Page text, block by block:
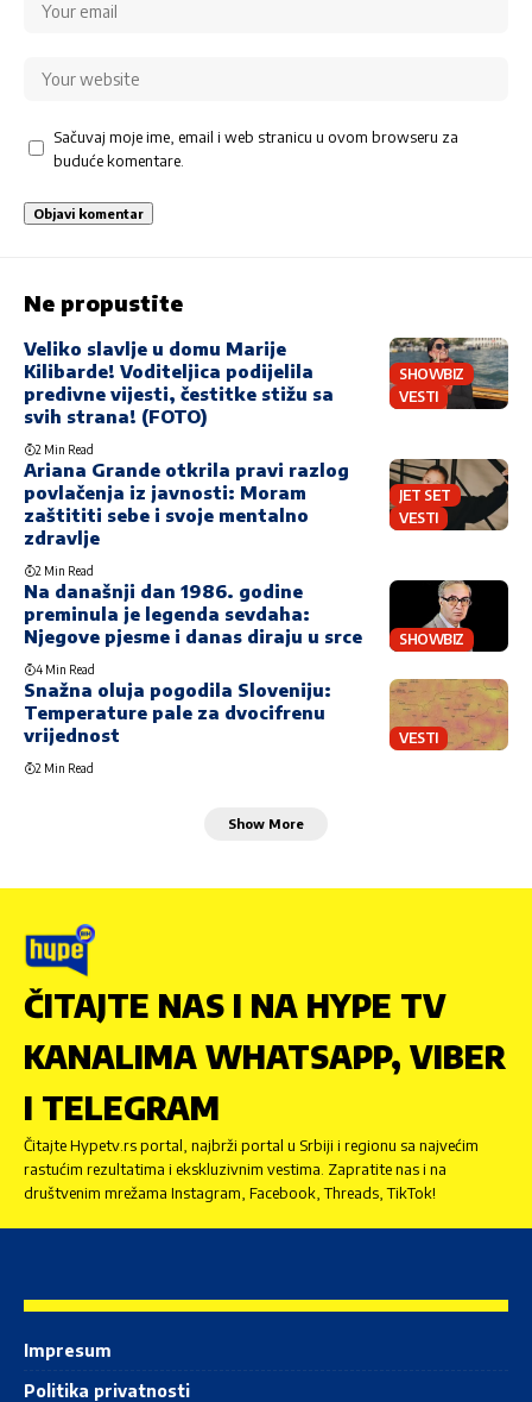
Sačuvaj moje ime, email i web stranicu u ovom browseru za
buduće komentare.
Ne propustite
SHOWBIZ
VESTI
Veliko slavlje u domu Marije
Kilibarde! Voditeljica podijelila
predivne vijesti, čestitke stižu sa
svih strana! (FOTO)
2 Min Read
JET SET
VESTI
Ariana Grande otkrila pravi razlog
povlačenja iz javnosti: Moram
zaštititi sebe i svoje mentalno
zdravlje
2 Min Read
SHOWBIZ
Na današnji dan 1986. godine
preminula je legenda sevdaha:
Njegove pjesme i danas diraju u srce
4 Min Read
VESTI
Snažna oluja pogodila Sloveniju:
Temperature pale za dvocifrenu
vrijednost
2 Min Read
Show More
ČITAJTE NAS I NA HYPE TV
KANALIMA WHATSAPP, VIBER
I TELEGRAM
Čitajte Hypetv.rs portal, najbrži portal u Srbiji i regionu sa najvećim
rastućim rezultatima i ekskluzivnim vestima. Zapratite nas i na
društvenim mrežama Instagram, Facebook, Threads, TikTok!
Impresum
Politika privatnosti